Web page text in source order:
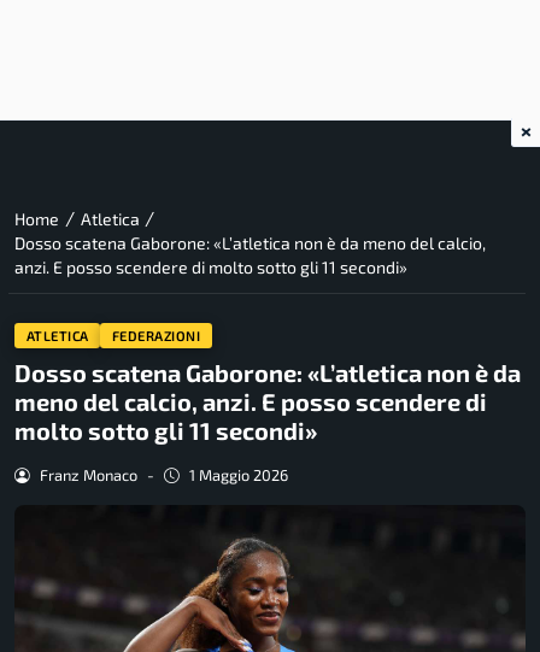
Home / Atletica /
Dosso scatena Gaborone: «L’atletica non è da meno del calcio,
anzi. E posso scendere di molto sotto gli 11 secondi»
ATLETICA FEDERAZIONI
Dosso scatena Gaborone: «L’atletica non è da
meno del calcio, anzi. E posso scendere di
molto sotto gli 11 secondi»
Franz Monaco - 1 Maggio 2026
×